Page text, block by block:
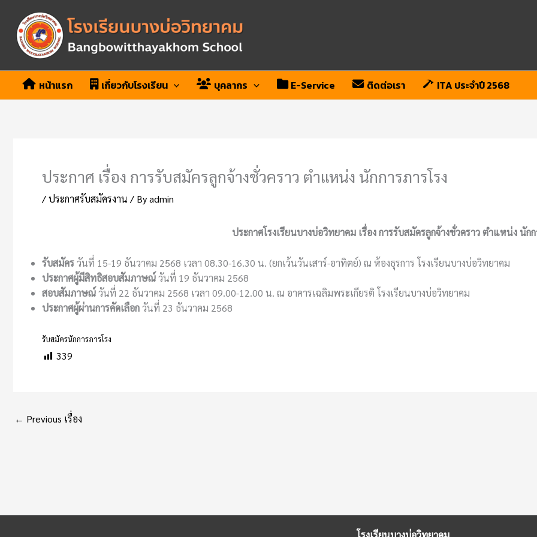
content
หน้าแรก เกี่ยวกับโรงเรียน บุคลากร E-Service ติดต่อเรา ITA ประจำปี 2568
ประกาศ เรื่อง การรับสมัครลูกจ้างชั่วคราว ตำแหน่ง นักการภารโรง
/ประกาศรับสมัครงาน / Byadmin
ประกาศโรงเรียนบางบ่อวิทยาคม เรื่อง การรับสมัครลูกจ้างชั่วคราว ตำแหน่ง นักก
รับสมัครวันที่ 15-19 ธันวาคม 2568 เวลา 08.30-16.30 น. (ยกเว้นวันเสาร์-อาทิตย์) ณ ห้องธุรการ โรงเรียนบางบ่อวิทยาคม
ประกาศผู้มีสิทธิสอบสัมภาษณ์วันที่ 19 ธันวาคม 2568
สอบสัมภาษณ์วันที่ 22 ธันวาคม 2568 เวลา 09.00-12.00 น. ณ อาคารเฉลิมพระเกียรติ โรงเรียนบางบ่อวิทยาคม
ประกาศผู้ผ่านการคัดเลือกวันที่ 23 ธันวาคม 2568
รับสมัครนักการภารโรง
339
← Previous เรื่อง